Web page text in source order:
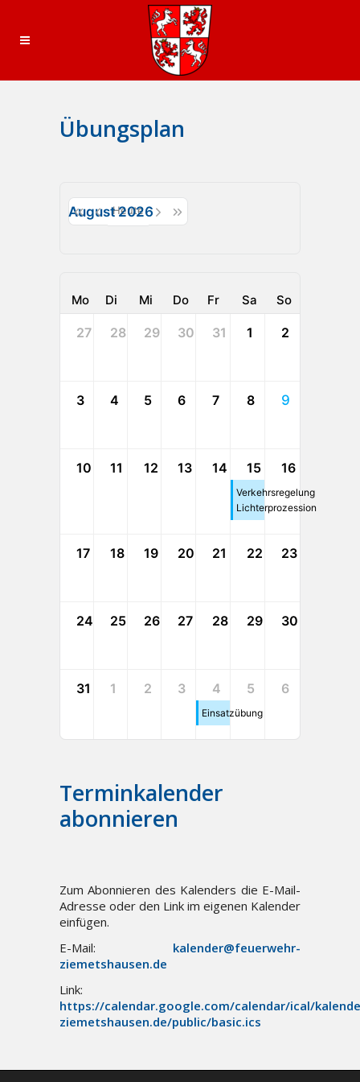
Übungsplan
August 2026
Heute
Mo Di Mi Do Fr Sa So
27 28 29 30 31 1 2
3 4 5 6 7 8 9
10 11 12 13 14 15
Verkehrsregelung
Lichterprozession
16
17 18 19 20 21 22 23
24 25 26 27 28 29 30
31 1 2 3 4
Einsatzübung
5 6
Terminkalender
abonnieren
Zum Abonnieren des Kalenders die E-Mail-
Adresse oder den Link im eigenen Kalender
einfügen.
E-Mail: kalender@feuerwehr-
ziemetshausen.de
Link:
https://calendar.google.com/calendar/ical/
ziemetshausen.de/public/basic.ics